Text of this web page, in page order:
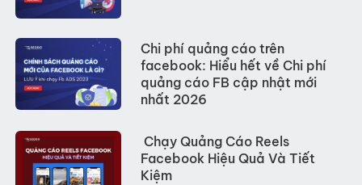
Chi phí quảng cáo trên
facebook: Hiểu hết về Chi phí
quảng cáo FB cập nhật mới
nhất 2026
Chạy Quảng Cáo Reels
Facebook Hiệu Quả Và Tiết
Kiệm